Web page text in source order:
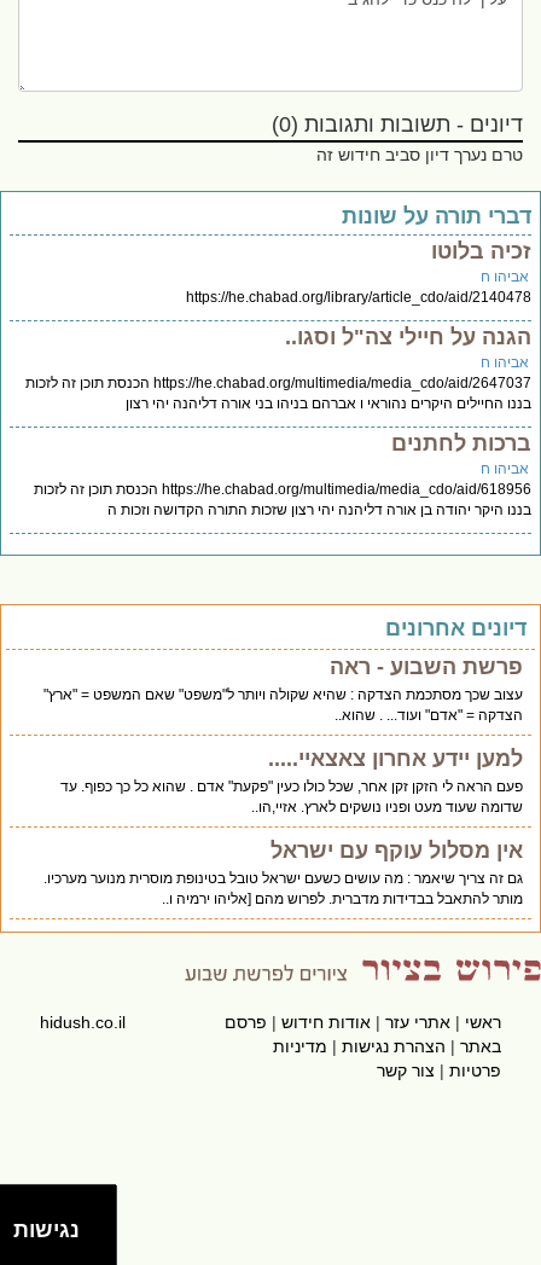
דיונים - תשובות ותגובות (0)
טרם נערך דיון סביב חידוש זה
תורה על שונות
בלוטו
ח
https://he.chabad.org/library/article_cdo/aid/
על חיילי צה"ל וסגו..
ח
https://he.chabad.org/multimedia/media_cdo/aid/2647037 הכנסת תוכן זה לזכות
החיילים היקרים נהוראי ו אברהם בניהו בני אורה דליהנה יהי רצון
לחתנים
ח
https://he.chabad.org/multimedia/media_cdo/aid/618956 הכנסת תוכן זה לזכות
היקר יהודה בן אורה דליהנה יהי רצון שזכות התורה הקדושה וזכות ה
אחרונים
פרשת השבוע - ראה
עצוב שכך מסתכמת הצדקה : שהיא שקולה ויותר ל"משפט" שאם המשפט = "ארץ"
הצדקה = "אדם" ועוד... . שהוא..
למען יידע אחרון צאצאיי.....
פעם הראה לי הזקן זקן אחר, שכל כולו כעין "פקעת" אדם . שהוא כל כך כפוף. עד
שדומה שעוד מעט ופניו נושקים לארץ. אזיי,הו..
אין מסלול עוקף עם ישראל
גם זה צריך שיאמר : מה עושים כשעם ישראל טובל בטינופת מוסרית מנוער מערכיו.
מותר להתאבל בבדידות מדברית. לפרוש מהם [אליהו ירמיה ו..
ראשי|אתרי עזר|אודות חידוש|פרסם
באתר|הצהרת נגישות|מדיניות
פרטיות|צור קשר
hidush.co.il
נגישות